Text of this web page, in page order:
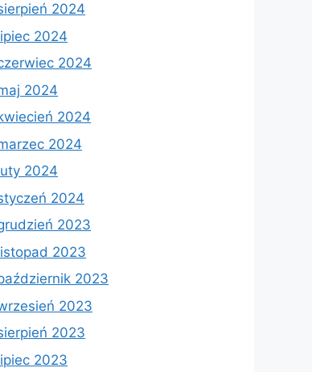
2024
2024
2024
2024
2024
2024
2024
2024
2023
2023
2023
2023
2023
2023